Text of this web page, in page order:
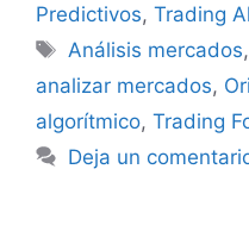
Predictivos, Trading
Etiquetas
Análisis mercados,
analizar mercados,
algorítmico, Trading
Deja un